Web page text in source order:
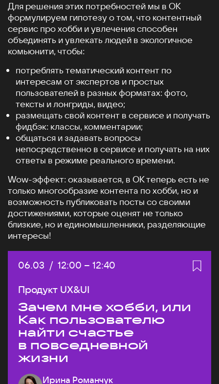
Для решения этих потребностей мы в ОК
формулируем гипотезу о том, что контентный
сервис про хобби и увлечения способен
объединять и увлекать людей в экологичное
комьюнити, чтобы:
потреблять тематический контент по
интересам от экспертов и простых
пользователей в разных форматах: фото,
тексты и лонгриды, видео;
размещать свой контент в сервисе и получать
фидбэк: классы, комментарии;
общаться и задавать вопросы
непосредственно в сервисе и получать на них
ответы в режиме реального времени.
Wow-эффект: оказывается, в ОК теперь есть не
только многообразие контента по хобби, но и
возможность публиковать посты со своими
достижениями, которые оценят не только
близкие, но и единомышленники, разделяющие
интересы!
Дата:
06.03 / Начало:
12:00 – Конец:
12:40
Продукт UX&UI
Зачем мне хобби, или
Как пользователю
найти счастье
в повседневной
жизни
Ирина Романчук